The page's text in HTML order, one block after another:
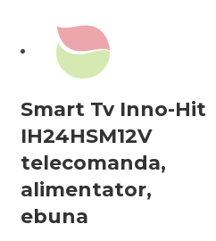
Smart Tv Inno-Hit
IH24HSM12V
telecomanda,
alimentator,
ebuna